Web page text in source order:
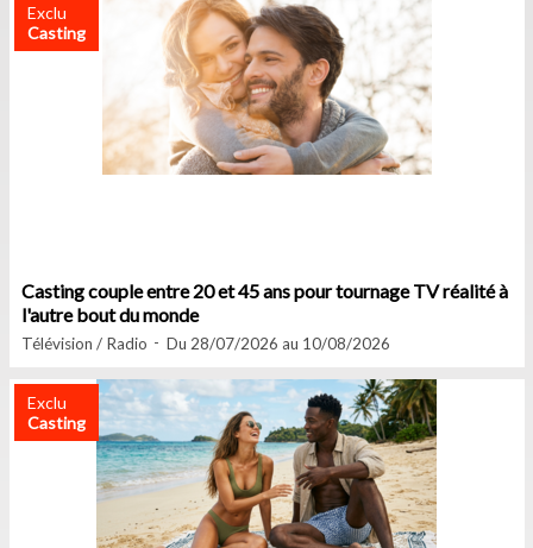
Exclu
Casting
Casting couple entre 20 et 45 ans pour tournage TV réalité à
l'autre bout du monde
Télévision / Radio Du 28/07/2026 au 10/08/2026
Exclu
Casting